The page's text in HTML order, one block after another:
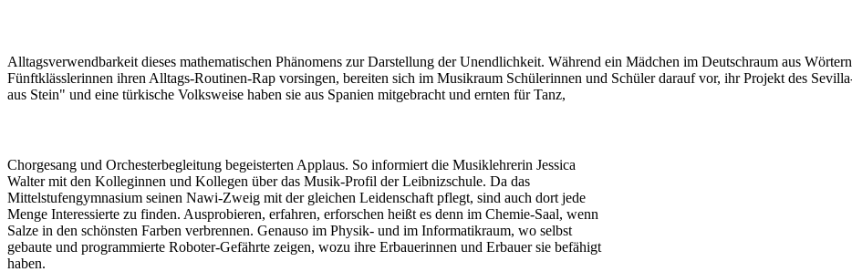
Alltagsverwendbarkeit dieses mathematischen Phänomens zur Darstellung der Unendlichkeit. Während ein Mädchen im Deutschraum aus
Fünftklässlerinnen ihren Alltags-Routinen-Rap vorsingen, bereiten sich im Musikraum Schülerinnen und Schüler darauf vor, ihr Projekt des
aus Stein" und eine türkische Volksweise haben sie aus Spanien mitgebracht und ernten für Tanz,
Chorgesang und Orchesterbegleitung begeisterten Applaus. So informiert die Musiklehrerin Jessica
Walter mit den Kolleginnen und Kollegen über das Musik-Profil der Leibnizschule. Da das
Mittelstufengymnasium seinen Nawi-Zweig mit der gleichen Leidenschaft pflegt, sind auch dort jede
Menge Interessierte zu finden. Ausprobieren, erfahren, erforschen heißt es denn im Chemie-Saal, wenn
Salze in den schönsten Farben verbrennen. Genauso im Physik- und im Informatikraum, wo selbst
gebaute und programmierte Roboter-Gefährte zeigen, wozu ihre Erbauerinnen und Erbauer sie befähigt
haben.